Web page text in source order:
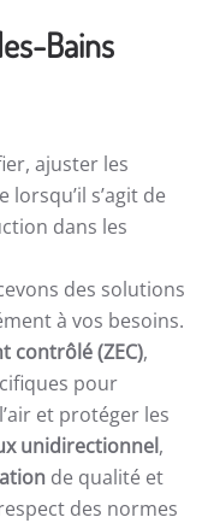
Bains
ajuster les
s’agit de
dans les
des solutions
à vos besoins.
contrôlé (ZEC),
pour
et protéger les
unidirectionnel,
de qualité et
des normes